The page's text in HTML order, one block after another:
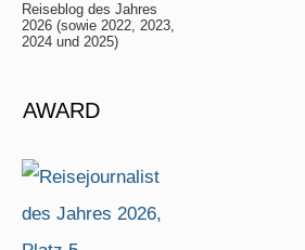
Reiseblog des Jahres
2026 (sowie 2022, 2023,
2024 und 2025)
AWARD